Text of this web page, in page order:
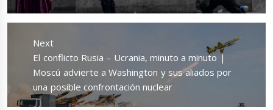
Next
Next
post:
El conflicto Rusia – Ucrania, minuto a minuto |
Moscú advierte a Washington y sus aliados por
una posible confrontación nuclear